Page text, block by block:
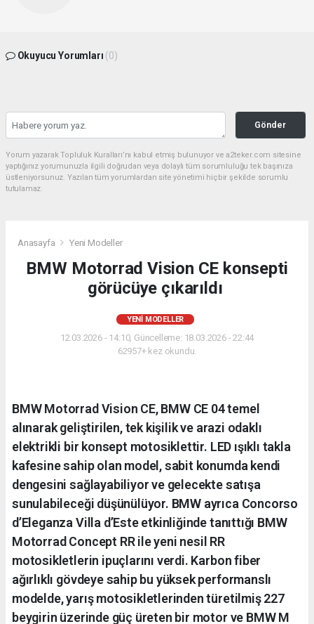
Okuyucu Yorumları (0)
Gönder
Yorum yazarak Topluluk Kuralları’nı kabul etmiş bulunuyor ve a2teker.com sitesine
yaptığınız yorumunuzla ilgili doğrudan veya dolaylı tüm sorumluluğu tek başınıza
üstleniyorsunuz. Yazılan tüm yorumlardan site yönetimi hiçbir şekilde sorumlu
tutulamaz.
Anasayfa Yeni Modeller
BMW Motorrad Vision CE konsepti
görücüye çıkarıldı
YENI MODELLER
12.03.2026 - 14:10, Güncelleme: 18.03.2026 - 22:44
62957+ kez okundu.
BMW Motorrad Vision CE, BMW CE 04 temel
alınarak geliştirilen, tek kişilik ve arazi odaklı
elektrikli bir konsept motosiklettir. LED ışıklı takla
kafesine sahip olan model, sabit konumda kendi
dengesini sağlayabiliyor ve gelecekte satışa
sunulabileceği düşünülüyor. BMW ayrıca Concorso
d’Eleganza Villa d’Este etkinliğinde tanıttığı BMW
Motorrad Concept RR ile yeni nesil RR
motosikletlerin ipuçlarını verdi. Karbon fiber
ağırlıklı gövdeye sahip bu yüksek performanslı
modelde, yarış motosikletlerinden türetilmiş 227
beygirin üzerinde güç üreten bir motor ve BMW M